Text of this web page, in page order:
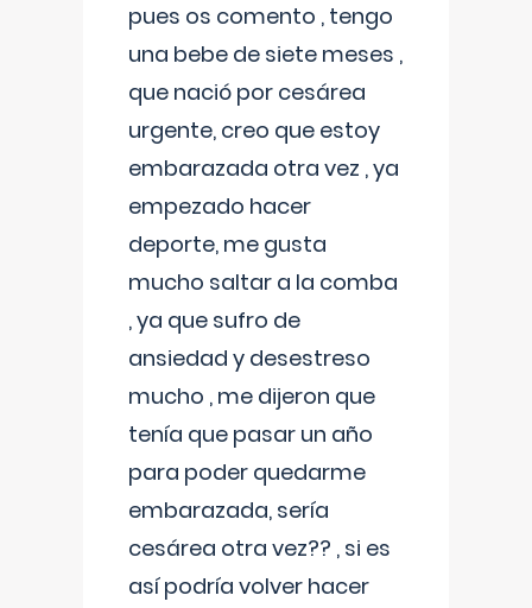
pues os comento , tengo
una bebe de siete meses ,
que nació por cesárea
urgente, creo que estoy
embarazada otra vez , ya
empezado hacer
deporte, me gusta
mucho saltar a la comba
, ya que sufro de
ansiedad y desestreso
mucho , me dijeron que
tenía que pasar un año
para poder quedarme
embarazada, sería
cesárea otra vez?? , si es
así podría volver hacer